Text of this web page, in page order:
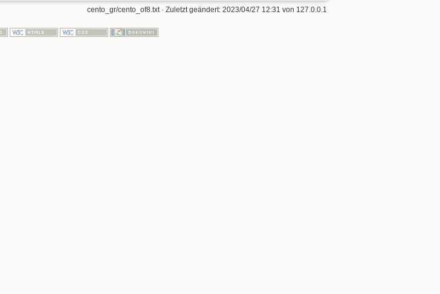
cento_gr/cento_of8.txt · Zuletzt geändert: 2023/04/27 12:31 von 127.0.0.1